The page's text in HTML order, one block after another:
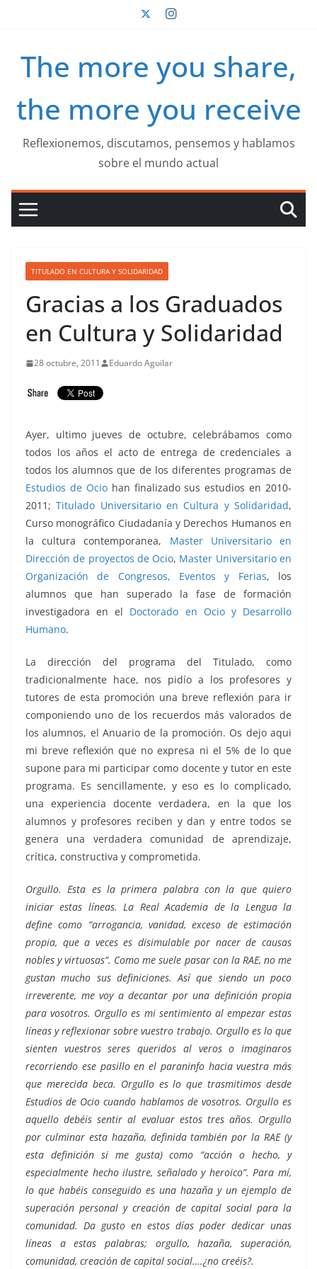
The more you share,
the more you receive
Reflexionemos, discutamos, pensemos y hablamos
sobre el mundo actual
TITULADO EN CULTURA Y SOLIDARIDAD
Gracias a los Graduados
en Cultura y Solidaridad
28 octubre, 2011 Eduardo Aguilar
Ayer, ultimo jueves de octubre, celebrábamos como
todos los años el acto de entrega de credenciales a
todos los alumnos que de los diferentes programas de
Estudios de Ociohan finalizado sus estudios en 2010-
2011;Titulado Universitario en Cultura y Solidaridad,
Curso monográfico Ciudadanía y Derechos Humanos en
la cultura contemporanea, Master Universitario en
Dirección de proyectos de Ocio, Master Universitario en
Organización de Congresos, Eventos y Ferias, los
alumnos que han superado la fase de formación
investigadora en el Doctorado en Ocio y Desarrollo
Humano.
La dirección del programa del Titulado, como
tradicionalmente hace, nos pidío a los profesores y
tutores de esta promoción una breve reflexión para ir
componiendo uno de los recuerdos más valorados de
los alumnos, el Anuario de la promoción. Os dejo aqui
mi breve reflexión que no expresa ni el 5% de lo que
supone para mi participar como docente y tutor en este
programa. Es sencillamente, y eso es lo complicado,
una experiencia docente verdadera, en la que los
alumnos y profesores reciben y dan y entre todos se
genera una verdadera comunidad de aprendizaje,
crítica, constructiva y comprometida.
Orgullo. Esta es la primera palabra con la que quiero
iniciar estas líneas. La Real Academia de la Lengua la
define como “arrogancia, vanidad, exceso de estimación
propia, que a veces es disimulable por nacer de causas
nobles y virtuosas”. Como me suele pasar con la RAE, no me
gustan mucho sus definiciones. Así que siendo un poco
irreverente, me voy a decantar por una definición propia
para vosotros. Orgullo es mi sentimiento al empezar estas
líneas y reflexionar sobre vuestro trabajo. Orgullo es lo que
sienten vuestros seres queridos al veros o imaginaros
recorriendo ese pasillo en el paraninfo hacia vuestra más
que merecida beca. Orgullo es lo que trasmitimos desde
Estudios de Ocio cuando hablamos de vosotros. Orgullo es
aquello debéis sentir al evaluar estos tres años. Orgullo
por culminar esta hazaña, definida también por la RAE (y
esta definición si me gusta) como “acción o hecho, y
especialmente hecho ilustre, señalado y heroico”. Para mí,
lo que habéis conseguido es una hazaña y un ejemplo de
superación personal y creación de capital social para la
comunidad. Da gusto en estos días poder dedicar unas
líneas a estas palabras; orgullo, hazaña, superación,
comunidad, creación de capital social….¿no creéis?.